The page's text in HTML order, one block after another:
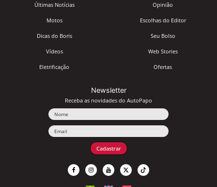
Últimas Notícias
Motos
Dicas do Boris
Vídeos
Eletrificação
Opinião
Escolhas do Editor
Seu Bolso
Web Stories
Ofertas
Newsletter
Receba as novidades do AutoPapo
Cadastrar